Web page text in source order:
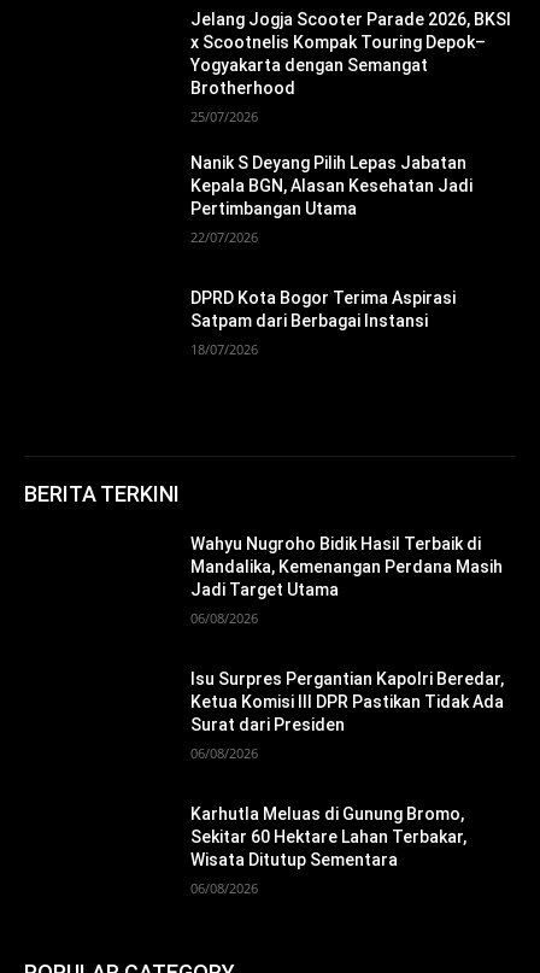
Jelang Jogja Scooter Parade 2026, BKSI
x Scootnelis Kompak Touring Depok–
Yogyakarta dengan Semangat
Brotherhood
25/07/2026
Nanik S Deyang Pilih Lepas Jabatan
Kepala BGN, Alasan Kesehatan Jadi
Pertimbangan Utama
22/07/2026
DPRD Kota Bogor Terima Aspirasi
Satpam dari Berbagai Instansi
18/07/2026
BERITA TERKINI
Wahyu Nugroho Bidik Hasil Terbaik di
Mandalika, Kemenangan Perdana Masih
Jadi Target Utama
06/08/2026
Isu Surpres Pergantian Kapolri Beredar,
Ketua Komisi III DPR Pastikan Tidak Ada
Surat dari Presiden
06/08/2026
Karhutla Meluas di Gunung Bromo,
Sekitar 60 Hektare Lahan Terbakar,
Wisata Ditutup Sementara
06/08/2026